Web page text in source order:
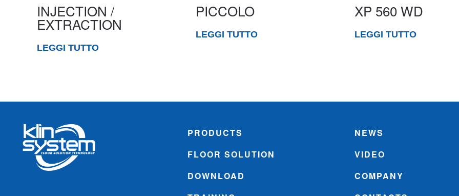
INJECTION /
EXTRACTION
LEGGI TUTTO
PICCOLO
LEGGI TUTTO
XP 560 WD
LEGGI TUTTO
PRODUCTS
FLOOR SOLUTION
DOWNLOAD
NEWS
VIDEO
COMPANY